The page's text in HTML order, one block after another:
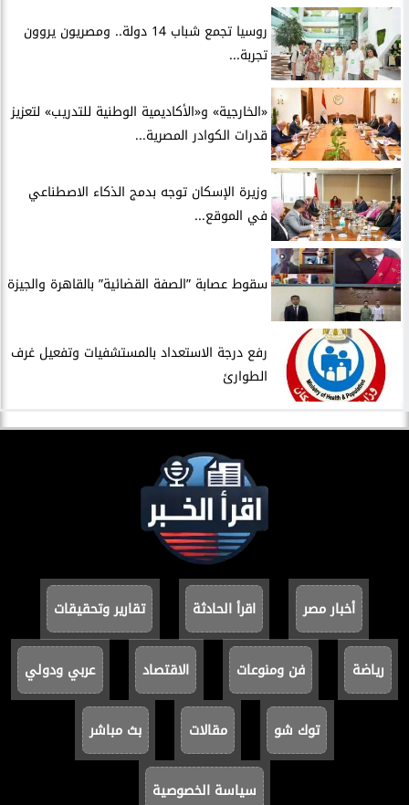
روسيا تجمع شباب 14 دولة.. ومصريون يروون
تجربة...
​«الخارجية» و«الأكاديمية الوطنية للتدريب» لتعزيز
قدرات الكوادر المصرية...
​وزيرة الإسكان توجه بدمج الذكاء الاصطناعي
في الموقع...
سقوط عصابة ”الصفة القضائية” بالقاهرة والجيزة
​رفع درجة الاستعداد بالمستشفيات وتفعيل غرف
الطوارئ
أخبار مصر اقرأ الحادثة تقارير وتحقيقات
رياضة فن ومنوعات الاقتصاد عربي ودولي
توك شو مقالات بث مباشر
سياسة الخصوصية